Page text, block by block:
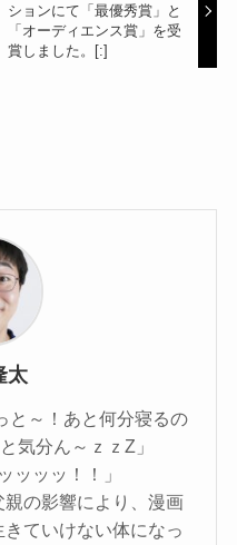
ションにて「最優秀賞」と
「オーディエンス賞」を受
賞しました。[:]
太
と～！あと何分寝るの
気分ん～ｚｚZ」
ッッッ！！」
の影響により、漫画
ていけない体になっ